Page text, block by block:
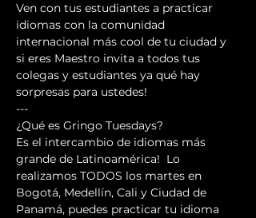
Ven con tus estudiantes a practicar
idiomas con la comunidad
internacional más cool de tu ciudad y
si eres Maestro invita a todos tus
colegas y estudiantes ya qué hay
sorpresas para ustedes!
---
¿Qué es Gringo Tuesdays?
Es el intercambio de idiomas más
grande de Latinoamérica!  Lo
realizamos TODOS los martes en
Bogotá, Medellín, Cali y Ciudad de
Panamá, puedes practicar tu idioma